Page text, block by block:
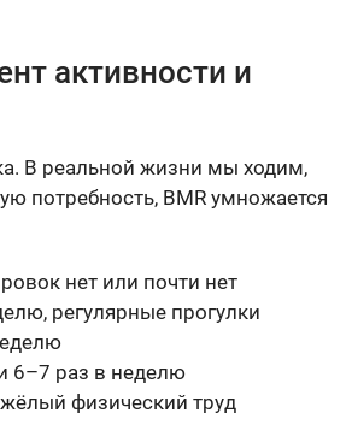
активности и
В реальной жизни мы ходим,
потребность, BMR умножается
нет или почти нет
регулярные прогулки
6–7 раз в неделю
физический труд